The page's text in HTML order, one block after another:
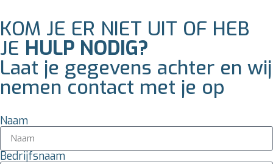
KOM JE ER NIET UIT OF HEB
JE HULP NODIG?
Laat je gegevens achter en wij
nemen contact met je op
Naam
Bedrijfsnaam